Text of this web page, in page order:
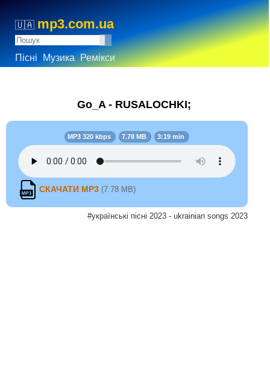
🇺🇦 mp3.com.ua
Пісні Музика Ремікси
Go_A - RUSALOCHKI;
MP3 320 kbps 7.78 MB 3:19 min
СКАЧАТИ MP3 (7.78 MB)
#українські пісні 2023 - ukrainian songs 2023